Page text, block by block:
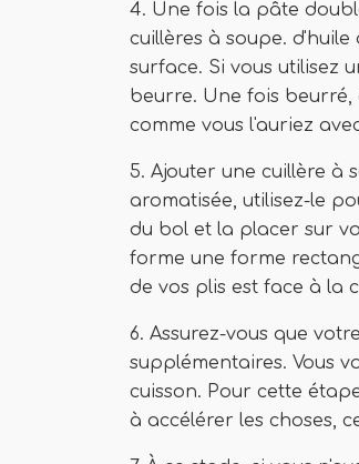
4. Une fois la pâte
cuillères à soupe.
surface. Si vous utilisez
beurre. Une fois beurré,
comme vous l'auriez
5. Ajouter une cuillère à
aromatisée, utilisez-le
du bol et la placer sur
forme une forme
de vos plis est face à la
6. Assurez-vous que
supplémentaires. Vous
cuisson. Pour cette
à accélérer les choses,